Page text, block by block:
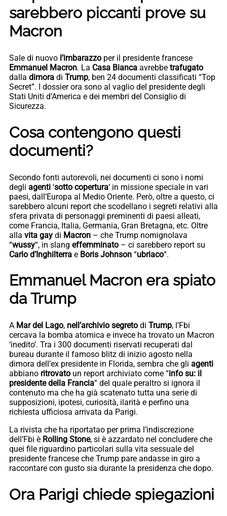
sarebbero piccanti prove su
Macron
Sale di nuovo l’imbarazzo per il presidente francese
Emmanuel Macron. La Casa Bianca avrebbe trafugato
dalla dimora di Trump, ben 24 documenti classificati “Top
Secret”. I dossier ora sono al vaglio del presidente degli
Stati Uniti d’America e dei membri del Consiglio di
Sicurezza.
Cosa contengono questi
documenti?
Secondo fonti autorevoli, nei documenti ci sono i nomi
degli agenti ‘sotto copertura‘ in missione speciale in vari
paesi, dall’Europa al Medio Oriente. Però, oltre a questo, ci
sarebbero alcuni report che scodellano i segreti relativi alla
sfera privata di personaggi preminenti di paesi alleati,
come Francia, Italia, Germania, Gran Bretagna, etc. Oltre
alla vita gay di Macron – che Trump nomignolava
“wussy“, in slang effemminato – ci sarebbero report su
Carlo d’Inghilterra e Boris Johnson “ubriaco“.
Emmanuel Macron era spiato
da Trump
A Mar del Lago, nell’archivio segreto di Trump, l’Fbi
cercava la bomba atomica e invece ha trovato un Macron
‘inedito’. Tra i 300 documenti riservati recuperati dal
bureau durante il famoso blitz di inizio agosto nella
dimora dell’ex presidente in Florida, sembra che gli agenti
abbiano ritrovato un report archiviato come “info su: il
presidente della Francia” del quale peraltro si ignora il
contenuto ma che ha già scatenato tutta una serie di
supposizioni, ipotesi, curiosità, ilarità e perfino una
richiesta ufficiosa arrivata da Parigi.
La rivista che ha riportatao per prima l’indiscrezione
dell’Fbi è Rolling Stone, si è azzardato nel concludere che
quei file riguardino particolari sulla vita sessuale del
presidente francese che Trump pare andasse in giro a
raccontare con gusto sia durante la presidenza che dopo.
Ora Parigi chiede spiegazioni